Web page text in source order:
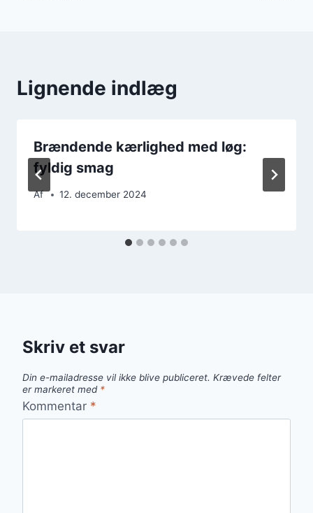
Lignende indlæg
Brændende kærlighed med løg:
fyldig smag
Af 12. december 2024
Skriv et svar
Din e-mailadresse vil ikke blive publiceret. Krævede felter
er markeret med *
Kommentar *